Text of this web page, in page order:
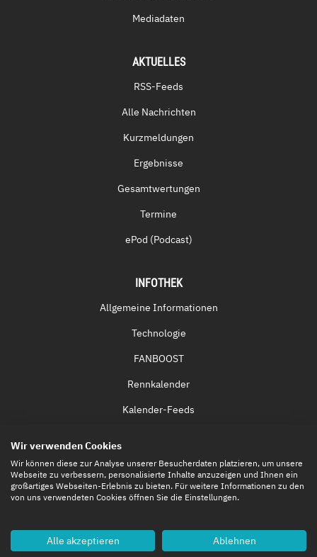
Mediadaten
AKTUELLES
RSS-Feeds
Alle Nachrichten
Kurzmeldungen
Ergebnisse
Gesamtwertungen
Termine
ePod (Podcast)
INFOTHEK
Allgemeine Informationen
Technologie
FANBOOST
Rennkalender
Kalender-Feeds
Eintrittskarten
Wir verwenden Cookies
Wir können diese zur Analyse unserer Besucherdaten platzieren, um unsere
Webseite zu verbessern, personalisierte Inhalte anzuzeigen und Ihnen ein
großartiges Webseiten-Erlebnis zu bieten. Für weitere Informationen zu den
von uns verwendeten Cookies öffnen Sie die Einstellungen.
Alle akzeptieren Ablehnen